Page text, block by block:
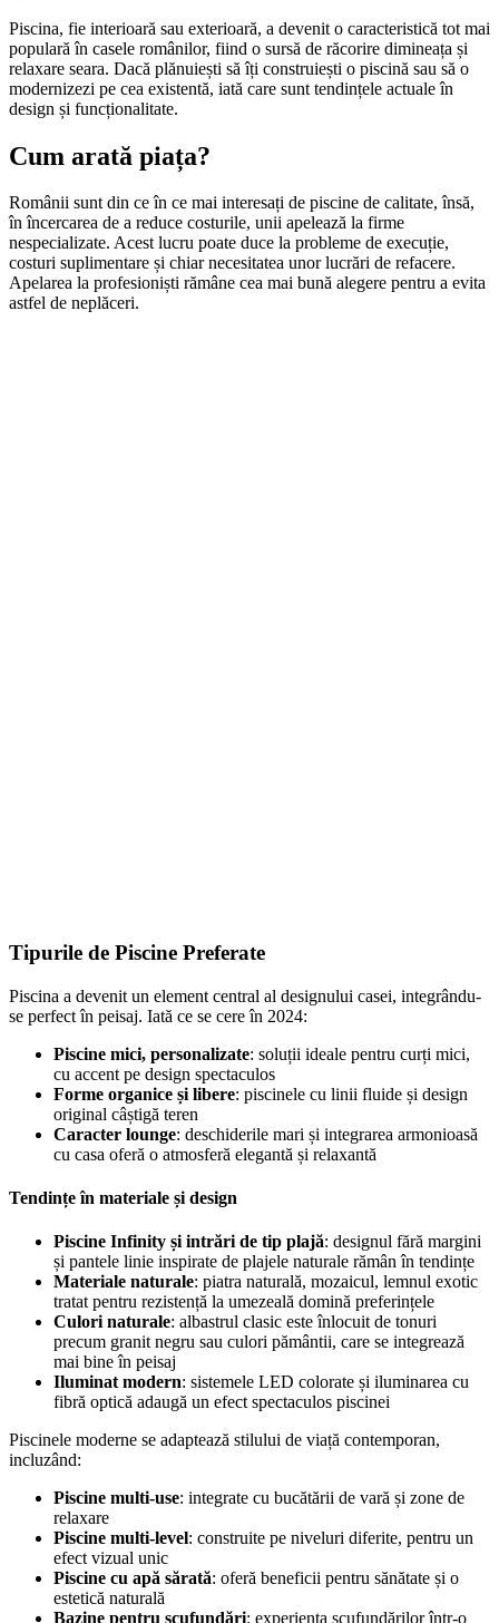
Piscina, fie interioară sau exterioară, a devenit o caracteristică tot mai
populară în casele românilor, fiind o sursă de răcorire dimineața și
relaxare seara. Dacă plănuiești să îți construiești o piscină sau să o
modernizezi pe cea existentă, iată care sunt tendințele actuale în
design și funcționalitate.
Cum arată piața?
Românii sunt din ce în ce mai interesați de piscine de calitate, însă,
în încercarea de a reduce costurile, unii apelează la firme
nespecializate. Acest lucru poate duce la probleme de execuție,
costuri suplimentare și chiar necesitatea unor lucrări de refacere.
Apelarea la profesioniști rămâne cea mai bună alegere pentru a evita
astfel de neplăceri.
Tipurile de Piscine Preferate
Piscina a devenit un element central al designului casei, integrându-
se perfect în peisaj. Iată ce se cere în 2024:
Piscine mici, personalizate: soluții ideale pentru curți mici,
cu accent pe design spectaculos
Forme organice și libere: piscinele cu linii fluide și design
original câștigă teren
Caracter lounge: deschiderile mari și integrarea armonioasă
cu casa oferă o atmosferă elegantă și relaxantă
Tendințe în materiale și design
Piscine Infinity și intrări de tip plajă: designul fără margini
și pantele linie inspirate de plajele naturale rămân în tendințe
Materiale naturale: piatra naturală, mozaicul, lemnul exotic
tratat pentru rezistență la umezeală domină preferințele
Culori naturale: albastrul clasic este înlocuit de tonuri
precum granit negru sau culori pământii, care se integrează
mai bine în peisaj
Iluminat modern: sistemele LED colorate și iluminarea cu
fibră optică adaugă un efect spectaculos piscinei
Piscinele moderne se adaptează stilului de viață contemporan,
incluzând:
Piscine multi-use: integrate cu bucătării de vară și zone de
relaxare
Piscine multi-level: construite pe niveluri diferite, pentru un
efect vizual unic
Piscine cu apă sărată: oferă beneficii pentru sănătate și o
estetică naturală
Bazine pentru scufundări: experiența scufundărilor într-o